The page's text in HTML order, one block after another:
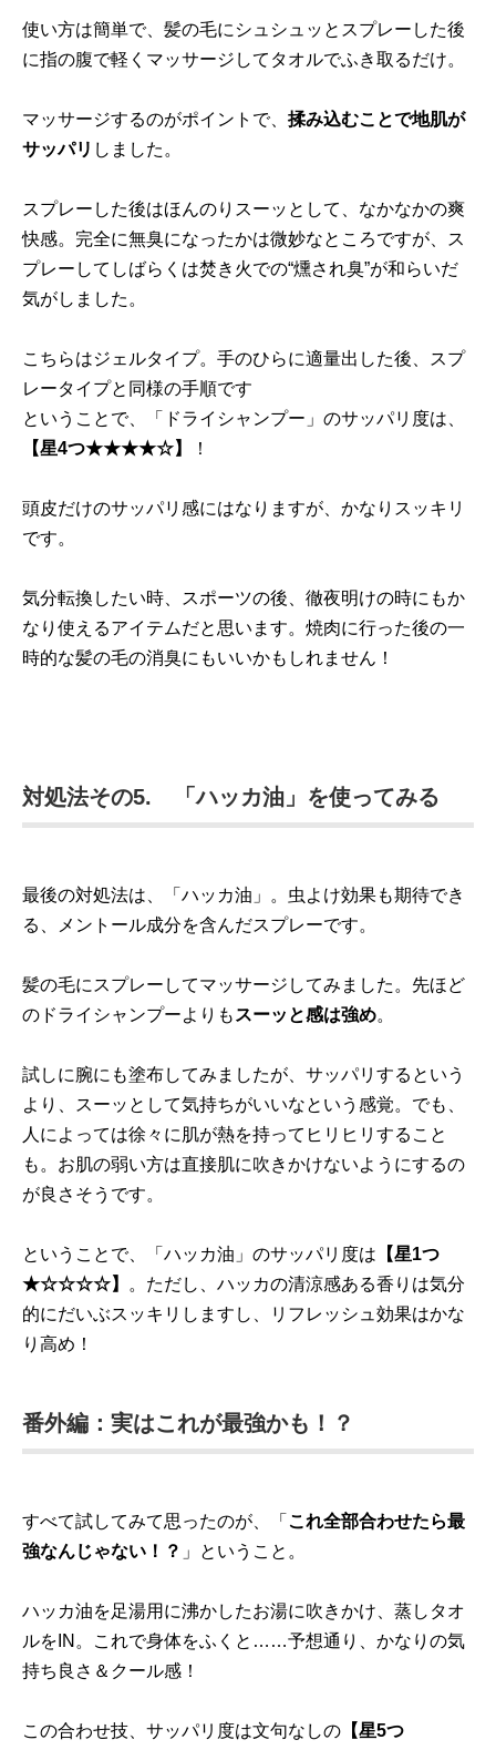
使い方は簡単で、髪の毛にシュシュッとスプレーした後
に指の腹で軽くマッサージしてタオルでふき取るだけ。
マッサージするのがポイントで、 揉み込むことで地肌が
サッパリ しました。
スプレーした後はほんのりスーッとして、なかなかの爽
快感。完全に無臭になったかは微妙なところですが、ス
プレーしてしばらくは焚き火での“燻され臭”が和らいだ
気がしました。
こちらはジェルタイプ。手のひらに適量出した後、スプ
レータイプと同様の手順です
ということで、「ドライシャンプー」のサッパリ度は、
【星4つ★★★★☆】
！
頭皮だけのサッパリ感にはなりますが、かなりスッキリ
です。
気分転換したい時、スポーツの後、徹夜明けの時にもか
なり使えるアイテムだと思います。焼肉に行った後の一
時的な髪の毛の消臭にもいいかもしれません！
対処法その5. 「ハッカ油」を使ってみる
最後の対処法は、「ハッカ油」。虫よけ効果も期待でき
る、メントール成分を含んだスプレーです。
髪の毛にスプレーしてマッサージしてみました。先ほど
のドライシャンプーよりも スーッと感は強め。
試しに腕にも塗布してみましたが、サッパリするという
より、スーッとして気持ちがいいなという感覚。でも、
人によっては徐々に肌が熱を持ってヒリヒリすること
も。お肌の弱い方は直接肌に吹きかけないようにするの
が良さそうです。
ということで、「ハッカ油」のサッパリ度は 【星1つ
★☆☆☆☆】
。ただし、ハッカの清涼感ある香りは気分
的にだいぶスッキリしますし、リフレッシュ効果はかな
り高め！
番外編：実はこれが最強かも！？
すべて試してみて思ったのが、「 これ全部合わせたら最
強なんじゃない！？ 」ということ。
ハッカ油を足湯用に沸かしたお湯に吹きかけ、蒸しタオ
ルをIN。これで身体をふくと……予想通り、かなりの気
持ち良さ＆クール感！
この合わせ技、サッパリ度は文句なしの 【星5つ